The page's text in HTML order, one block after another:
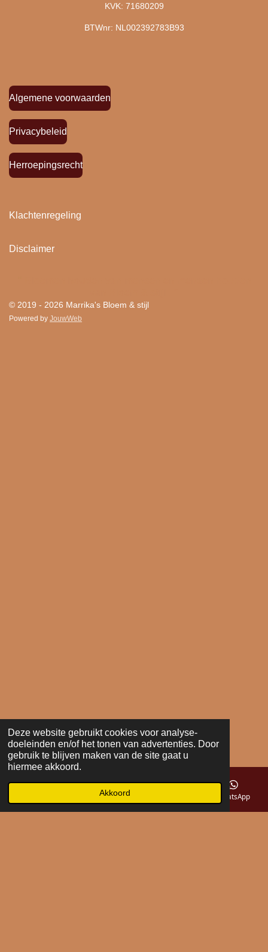
Deze website gebruikt cookies voor analyse-
doeleinden en/of het tonen van advertenties. Door
gebruik te blijven maken van de site gaat u
hiermee akkoord.
Akkoord
KVK: 71680209
BTWnr: NL002392783B93
Algemene voorwaarden
Privacybeleid
Herroepingsrecht
Klachtenregeling
Disclaimer
© 2019 - 2026 Marrika's Bloem & stijl
Powered by JouwWeb
Telefoonnummer WhatsApp